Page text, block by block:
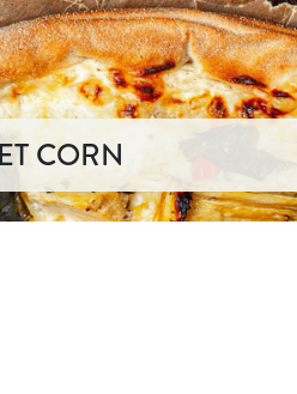
CORN